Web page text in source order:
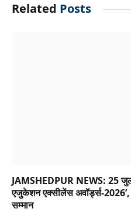
Related Posts
JAMSHEDPUR NEWS: 25
एजुकेशन एक्सीलेंस अवॉर्ड्स-2026’,
सम्मान